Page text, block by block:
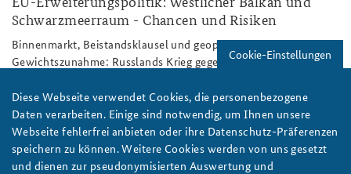
Schwarzmeerraum - Chancen und Risiken
Binnenmarkt, Beistandsklausel und geopolitische
Gewichtszunahme: Russlands Krieg gegen die Ukraine hat auch
realistisch sind weitere Beitritte? Dr. Sebastian von Münchow
und Benjamin Spindeldreier diskutieren Stand, Reformbedarfe
und mögliche Effekte einer Erweiterung. Foto: Flickr/Thijs ter
Haar/CC BY 2.0
weiter
Cookie-Einstellungen
Diese Webseite verwendet Cookies, die personenbezogene
Daten verarbeiten. Einige sind notwendig, um Ihnen unsere
Webseite fehlerfrei anbieten oder ihre Datenschutz-Präferenzen
speichern zu können. Weitere Cookies werden von uns gesetzt
und dienen zur pseudonymisierten Auswertung und